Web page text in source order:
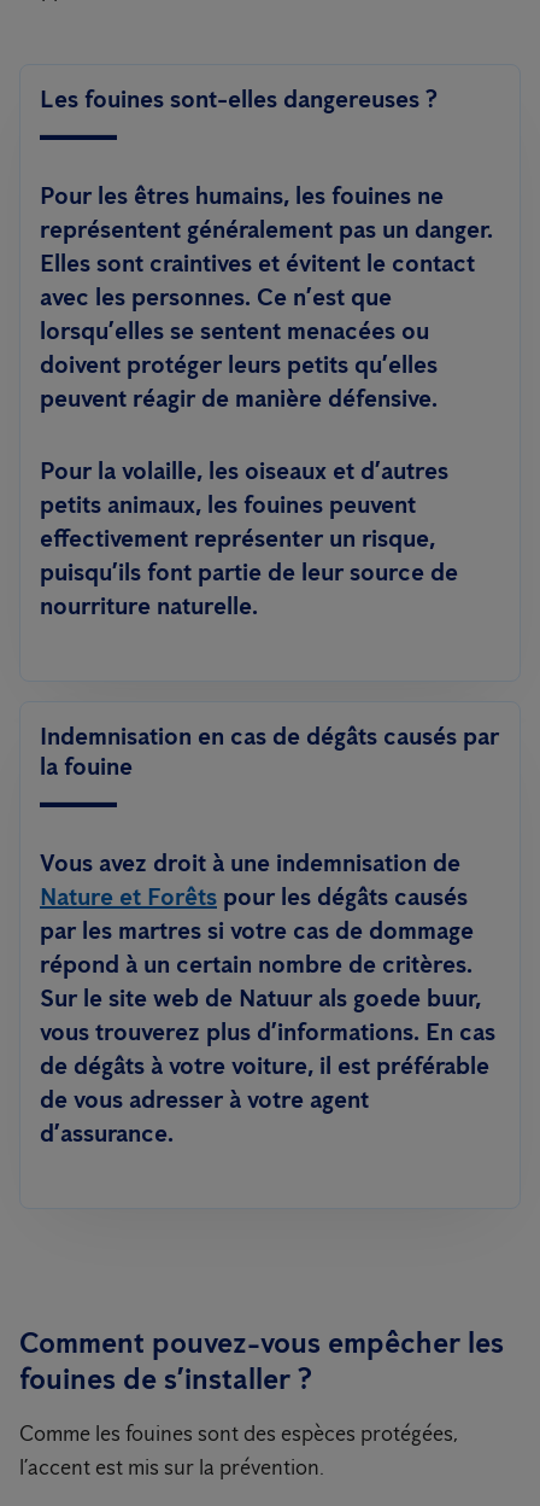
Les fouines sont-elles dangereuses ?
Pour les êtres humains, les fouines ne
représentent généralement pas un danger.
Elles sont craintives et évitent le contact
avec les personnes. Ce n’est que
lorsqu’elles se sentent menacées ou
doivent protéger leurs petits qu’elles
peuvent réagir de manière défensive.
Pour la volaille, les oiseaux et d’autres
petits animaux, les fouines peuvent
effectivement représenter un risque,
puisqu’ils font partie de leur source de
nourriture naturelle.
Indemnisation en cas de dégâts causés par
la fouine
Vous avez droit à une indemnisation de
Nature et Forêts pour les dégâts causés
par les martres si votre cas de dommage
répond à un certain nombre de critères.
Sur le site web de Natuur als goede buur,
vous trouverez plus d’informations. En cas
de dégâts à votre voiture, il est préférable
de vous adresser à votre agent
d’assurance.
Comment pouvez-vous empêcher les
fouines de s’installer ?
Comme les fouines sont des espèces protégées,
l’accent est mis sur la prévention.